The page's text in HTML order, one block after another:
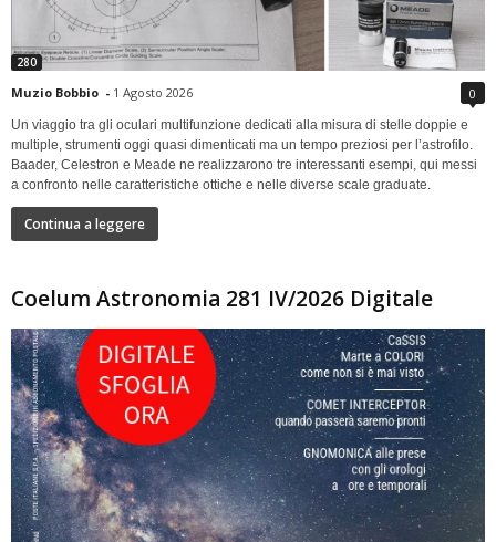
280
Muzio Bobbio - 1 Agosto 2026 0
Un viaggio tra gli oculari multifunzione dedicati alla misura di stelle doppie e
multiple, strumenti oggi quasi dimenticati ma un tempo preziosi per l’astrofilo.
Baader, Celestron e Meade ne realizzarono tre interessanti esempi, qui messi
a confronto nelle caratteristiche ottiche e nelle diverse scale graduate.
Continua a leggere
Coelum Astronomia 281 IV/2026 Digitale